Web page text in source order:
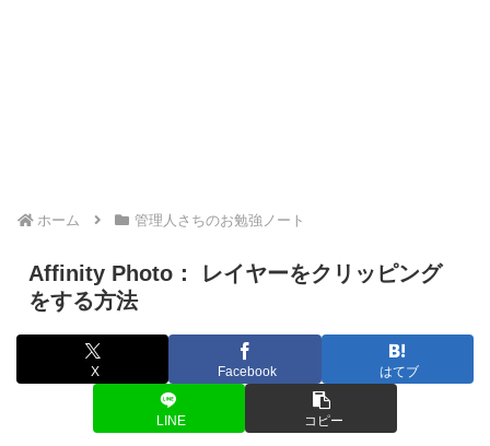
ホーム 管理人さちのお勉強ノート
Affinity Photo： レイヤーをクリッピング
をする方法
X Facebook はてブ
LINE コピー